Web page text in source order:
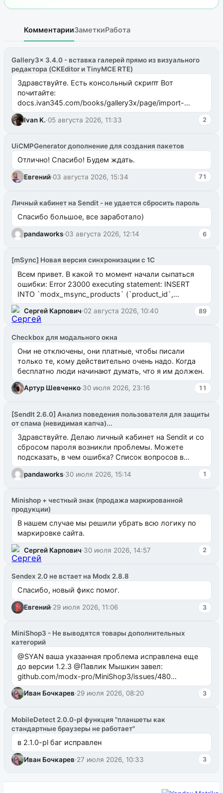
КомментарииЗаметкиРабота
Gallery3x 3.4.0 - вставка галерей прямо из визуального
редактора (CKEditor и TinyMCE RTE)
Здравствуйте. Есть консольный скрипт Вот
почитайте:
docs.ivan345.com/books/gallery3x/page/import-
ms2galleryphp
Ivan K.·05 августа 2026, 11:33 2
UiCMPGenerator дополнение для создания пакетов
Отлично! Спасибо! Будем ждать.
Евгений·03 августа 2026, 15:34 71
Личный кабинет на Sendit - не удается сбросить пароль
Спасибо большое, все заработало)
pandaworks·03 августа 2026, 12:14 6
[mSync] Новая версия синхронизации с 1С
Всем привет. В какой то момент начали сыпаться
ошибки: Error 23000 executing statement: INSERT
INTO `modx_msync_products` (`product_id`,
`uuid_1c`) VALUES ...
Сергей Карпович·02 августа 2026, 10:40 89
Checkbox для модального окна
Они не отключены, они платные, чтобы писали
только те, кому действительно очень надо. Когда
бесплатно люди начинают думать, что я им должен.
Артур Шевченко·30 июля 2026, 23:16 11
[SendIt 2.6.0] Анализ поведения пользователя для защиты
от спама (невидимая капча)...
Здравствуйте. Делаю личный кабинет на Sendit и со
сбросом пароля возникли проблемы. Можете
подсказать, в чем ошибка? Список вопросов в
одноименном разделе на modx.pro пока пуст, и,...
pandaworks·30 июля 2026, 15:14 1
Minishop + честный знак (продажа маркированной
продукции)
В нашем случае мы решили убрать всю логику по
маркировке сайта.
Сергей Карпович·30 июля 2026, 14:57 2
Sendex 2.0 не встает на Modx 2.8.8
Спасибо, новый фикс помог.
Евгений·29 июля 2026, 11:06 3
MiniShop3 - Не выводятся товары дополнительных
категорий
@SYAN ваша указанная проблема исправлена еще
до версии 1.2.3 @Павлик Мышкин завел:
github.com/modx-pro/MiniShop3/issues/480
github.com/modx-pro/MiniShop3/issues/481Исправим
в б...
Иван Бочкарев·29 июля 2026, 08:20 3
MobileDetect 2.0.0-pl функция "планшеты как
стандартные браузеры не работает"
в 2.1.0-pl баг исправлен
Иван Бочкарев·27 июля 2026, 10:33 3